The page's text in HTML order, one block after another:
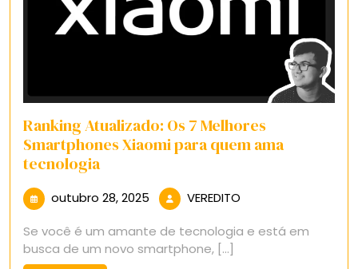
Ranking Atualizado: Os 7 Melhores
Smartphones Xiaomi para quem ama
tecnologia
outubro 28, 2025 outubro
2025
VEREDITO
Se você é um amante de tecnologia e está em
busca de um novo smartphone, [...]